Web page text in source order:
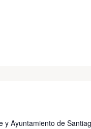
y Ayuntamiento de